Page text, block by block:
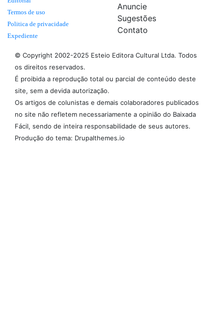
Termos de uso
Politica de privacidade
Expediente
Anuncie
Sugestões
Contato
© Copyright 2002-2025 Esteio Editora Cultural Ltda. Todos
os direitos reservados.
É proibida a reprodução total ou parcial de conteúdo deste
site, sem a devida autorização.
Os artigos de colunistas e demais colaboradores publicados
no site não refletem necessariamente a opinião do Baixada
Fácil, sendo de inteira responsabilidade de seus autores.
Produção do tema: Drupalthemes.io